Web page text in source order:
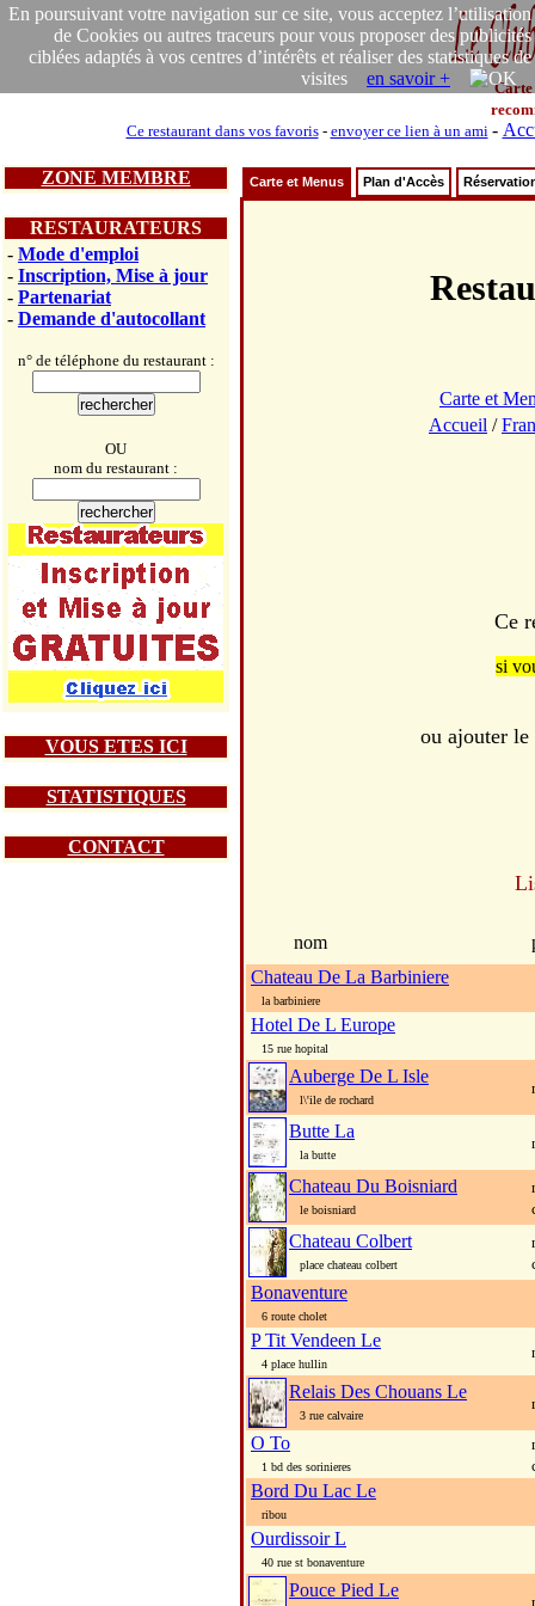
En poursuivant votre navigation sur ce site, vous acceptez l’utilisation
de Cookies ou autres traceurs pour vous proposer des publicités
ciblées adaptés à vos centres d’intérêts et réaliser des statistiques de
visites en savoir +
Carte
Ce restaurant dans vos favoris- envoyer ce lien à un ami -
ZONE MEMBRE
RESTAURATEURS
- Mode d'emploi
- Inscription, Mise à jour
- Partenariat
- Demande d'autocollant
n° de téléphone du restaurant :
OU
nom du restaurant :
VOUS ETES ICI
STATISTIQUES
CONTACT
Carte et Menus Plan d'Accès
Carte et
Accueil /
Ce
si
ou ajouter
nom
Chateau De La Barbiniere
la barbiniere
Hotel De L Europe
15 rue hopital
Auberge De L Isle
l\'ile de rochard
Butte La
la butte
Chateau Du Boisniard
le boisniard
Chateau Colbert
place chateau colbert
Bonaventure
6 route cholet
P Tit Vendeen Le
4 place hullin
Relais Des Chouans Le
3 rue calvaire
O To
1 bd des sorinieres
Bord Du Lac Le
ribou
Ourdissoir L
40 rue st bonaventure
Pouce Pied Le